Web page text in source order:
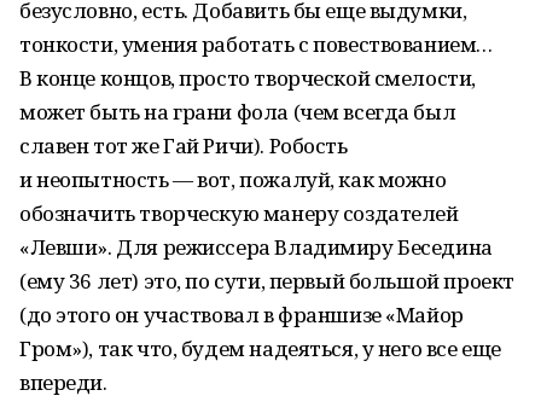
безусловно, есть. Добавить бы еще выдумки,
тонкости, умения работать с повествованием…
В конце концов, просто творческой смелости,
может быть на грани фола (чем всегда был
славен тот же Гай Ричи). Робость
и неопытность — вот, пожалуй, как можно
обозначить творческую манеру создателей
«Левши». Для режиссера Владимиру Беседина
(ему 36 лет) это, по сути, первый большой проект
(до этого он участвовал в франшизе «Майор
Гром»), так что, будем надеяться, у него все еще
впереди.